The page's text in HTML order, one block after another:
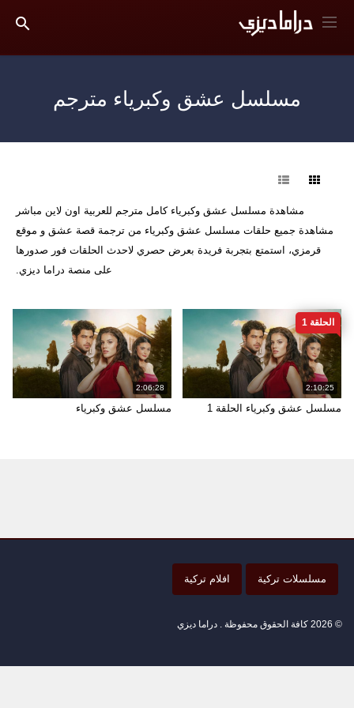
مسلسل عشق وكبرياء مترجم
مشاهدة مسلسل عشق وكبرياء كامل مترجم للعربية اون لاين مباشر
مشاهدة جميع حلقات مسلسل عشق وكبرياء من ترجمة قصة عشق و موقع
قرمزي، استمتع بتجربة فريدة بعرض حصري لاحدث الحلقات فور صدورها
على منصة دراما ديزي.
2:10:25
الحلقة 1
مسلسل عشق وكبرياء الحلقة 1
2:06:28
مسلسل عشق وكبرياء
مسلسلات تركية افلام تركية
© 2026 كافة الحقوق محفوظة . دراما ديزي